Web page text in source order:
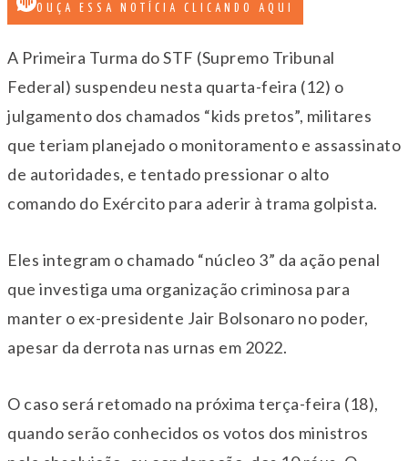
OUÇA ESSA NOTÍCIA CLICANDO AQUI
A Primeira Turma do STF (Supremo Tribunal
Federal) suspendeu nesta quarta-feira (12) o
julgamento dos chamados “kids pretos”, militares
que teriam planejado o monitoramento e assassinato
de autoridades, e tentado pressionar o alto
comando do Exército para aderir à trama golpista.
Eles integram o chamado “núcleo 3” da ação penal
que investiga uma organização criminosa para
manter o ex-presidente Jair Bolsonaro no poder,
apesar da derrota nas urnas em 2022.
O caso será retomado na próxima terça-feira (18),
quando serão conhecidos os votos dos ministros